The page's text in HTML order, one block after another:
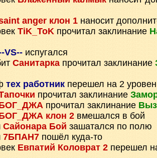
anger клон 1 наносит
TiK_ToK прочитал заклинание
VS-- испугался
Санитаркапрочитал заклинание
тех работник перешел на 2
прочитал заклинание
прочитал заклинание
клон 2 вмешался в бой
Сайонара Бой зашатался по полю
7БПАН7 пошёл куда-то
Евпатий Коловрат 2 перешел